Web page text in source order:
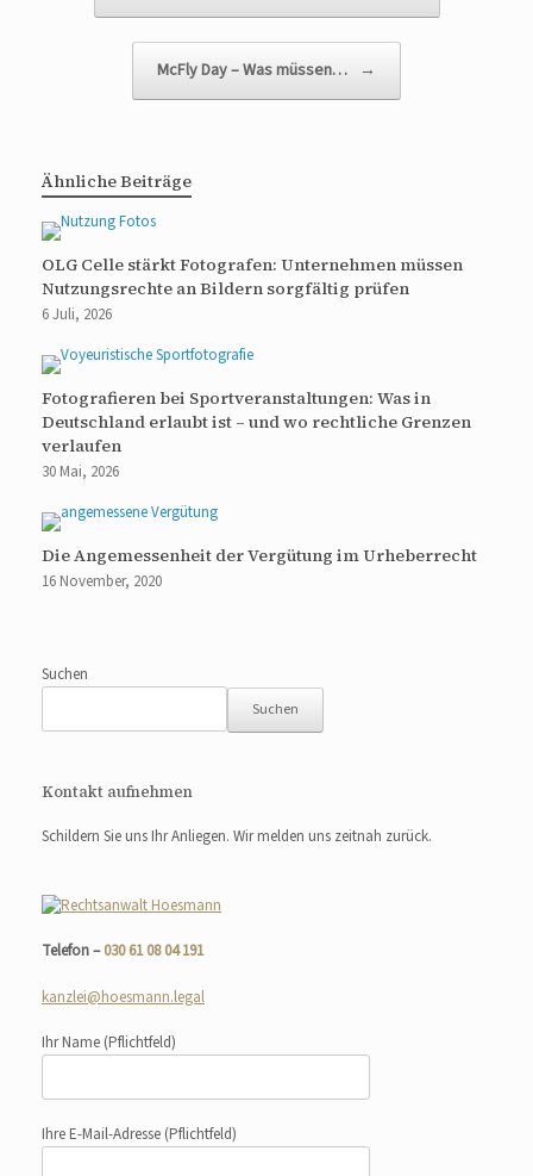
McFly Day – Was müssen… →
Ähnliche Beiträge
OLG Celle stärkt Fotografen: Unternehmen müssen
Nutzungsrechte an Bildern sorgfältig prüfen
6 Juli, 2026
Fotografieren bei Sportveranstaltungen: Was in
Deutschland erlaubt ist – und wo rechtliche Grenzen
verlaufen
30 Mai, 2026
Die Angemessenheit der Vergütung im Urheberrecht
16 November, 2020
Suchen
Suchen
Kontakt aufnehmen
Schildern Sie uns Ihr Anliegen. Wir melden uns zeitnah zurück.
Telefon –030 61 08 04 191
kanzlei@hoesmann.legal
Ihr Name (Pflichtfeld)
Ihre E-Mail-Adresse (Pflichtfeld)